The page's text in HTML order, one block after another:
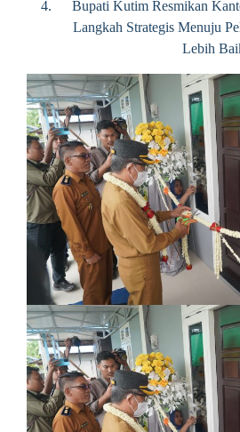
Bupati Kutim Resmikan
Langkah Strategis Menuju
Lebih